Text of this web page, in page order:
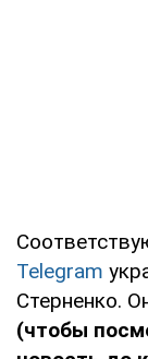
Telegram
Стерненко.
(чтобы